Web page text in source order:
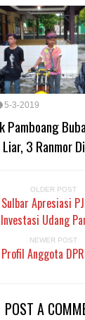
5-3-2019
Pamboang
3 Ranmor
OLDER POST
Apresiasi
Investasi Udang
NEWER POST
Anggota
POST A